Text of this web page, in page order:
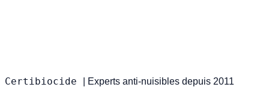
Certibiocide Experts anti-nuisibles depuis 2011